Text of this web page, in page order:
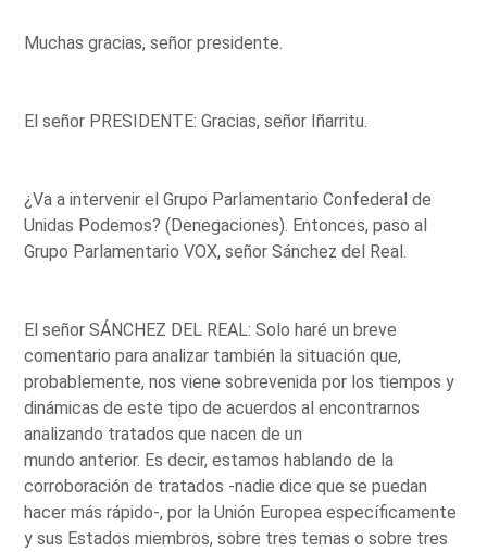
Muchas gracias, señor presidente.
El señor PRESIDENTE: Gracias, señor Iñarritu.
¿Va a intervenir el Grupo Parlamentario Confederal de
Unidas Podemos? (Denegaciones). Entonces, paso al
Grupo Parlamentario VOX, señor Sánchez del Real.
El señor SÁNCHEZ DEL REAL: Solo haré un breve
comentario para analizar también la situación que,
probablemente, nos viene sobrevenida por los tiempos y
dinámicas de este tipo de acuerdos al encontrarnos
analizando tratados que nacen de un
mundo anterior. Es decir, estamos hablando de la
corroboración de tratados -nadie dice que se puedan
hacer más rápido-, por la Unión Europea específicamente
y sus Estados miembros, sobre tres temas o sobre tres